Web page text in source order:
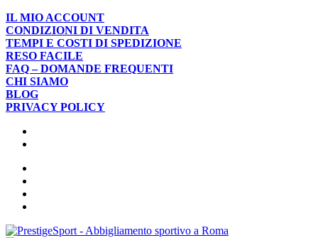
IL MIO ACCOUNT
CONDIZIONI DI VENDITA
TEMPI E COSTI DI SPEDIZIONE
RESO FACILE
FAQ – DOMANDE FREQUENTI
CHI SIAMO
BLOG
PRIVACY POLICY